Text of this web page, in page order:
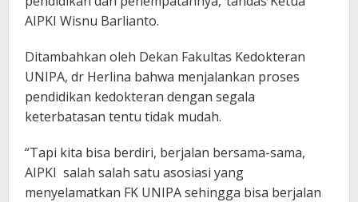
AIPKI Wisnu Barlianto.
Ditambahkan oleh Dekan Fakultas Kedokteran
UNIPA, dr Herlina bahwa menjalankan proses
pendidikan kedokteran dengan segala
keterbatasan tentu tidak mudah.
“Tapi kita bisa berdiri, berjalan bersama-sama,
AIPKI salah salah satu asosiasi yang
menyelamatkan FK UNIPA sehingga bisa berjalan